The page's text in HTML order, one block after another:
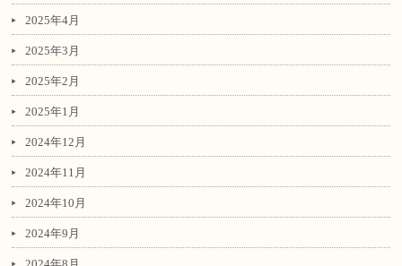
2025年4月
2025年3月
2025年2月
2025年1月
2024年12月
2024年11月
2024年10月
2024年9月